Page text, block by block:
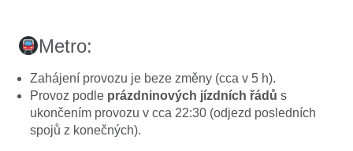
Metro:
Zahájení provozu je beze změny (cca v 5 h).
Provoz podle prázdninových jízdních řádů s
ukončením provozu v cca 22:30 (odjezd posledních
spojů z konečných).